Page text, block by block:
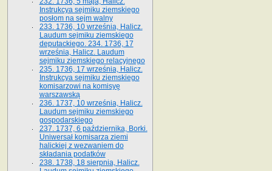
Instrukcya sejmiku ziemskiego
posłom na sejm walny
233. 1736, 10 września, Halicz.
Laudum sejmiku ziemskiego
deputackiego. 234. 1736, 17
września, Halicz. Laudum
sejmiku ziemskiego relacyjnego
235. 1736, 17 września, Halicz.
Instrukcya sejmiku ziemskiego
komisarzowi na komisyę
warszawską
236. 1737, 10 września, Halicz.
Laudum sejmiku ziemskiego
gospodarskiego
237. 1737, 6 października, Borki.
Uniwersał komisarza ziemi
halickiej z wezwaniem do
składania podatków
238. 1738, 18 sierpnia, Halicz.